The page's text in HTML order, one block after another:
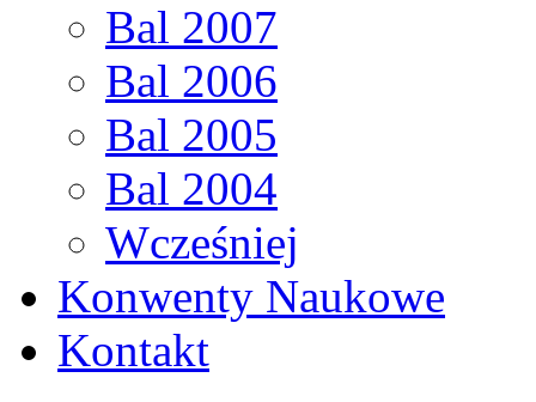
Bal 2007
Bal 2006
Bal 2005
Bal 2004
Wcześniej
Konwenty Naukowe
Kontakt